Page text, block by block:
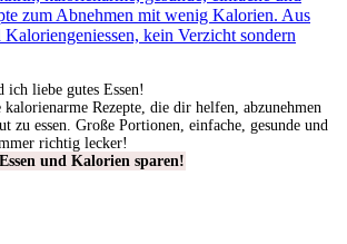
liebe gutes Essen!
Rezepte, die dir helfen, abzunehmen
zu essen. Große Portionen, einfache, gesunde und
richtig lecker!
und Kalorien sparen!